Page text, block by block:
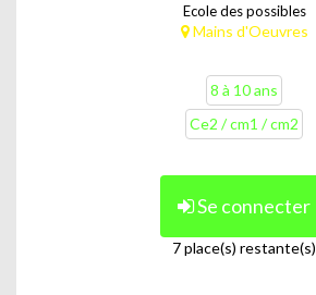
Ecole des possibles
Mains d'Oeuvres
8 à 10 ans
Ce2 / cm1 / cm2
Se connecter
7 place(s) restante(s)